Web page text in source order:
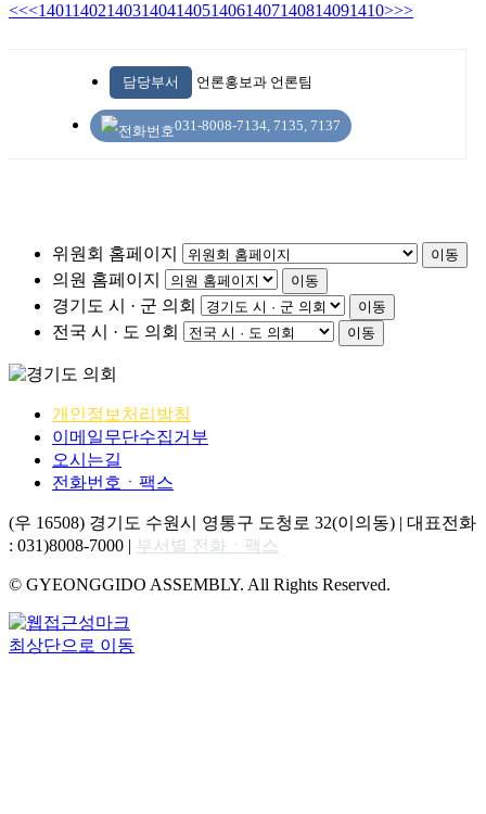
<<<1401140214031404140514061407140814091410>>>
담당부서 언론홍보과 언론팀
031-8008-7134, 7135, 7137
위원회 홈페이지 이동
의원 홈페이지 이동
경기도 시 · 군 의회 이동
전국 시 · 도 의회 이동
개인정보처리방침
이메일무단수집거부
오시는길
전화번호ㆍ팩스
(우 16508) 경기도 수원시 영통구 도청로 32(이의동) | 대표전화
: 031)8008-7000 | 부서별 전화ㆍ팩스
© GYEONGGIDO ASSEMBLY. All Rights Reserved.
최상단으로 이동